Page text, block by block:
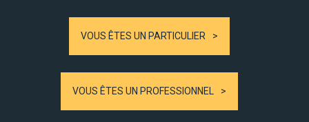
VOUS ÊTES UN PARTICULIER
VOUS ÊTES UN PROFESSIONNEL